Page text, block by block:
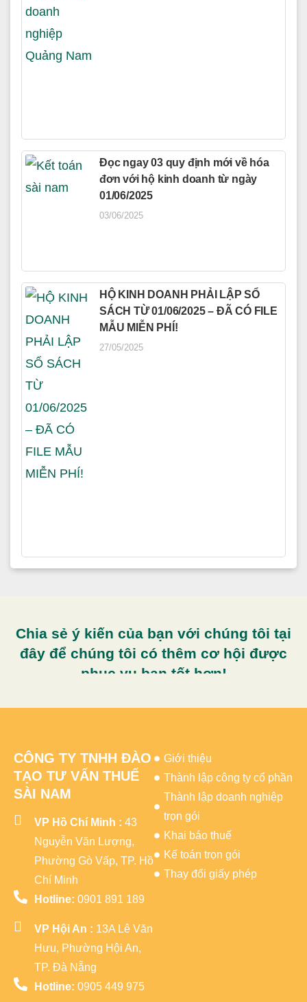
Đọc ngay 03 quy định mới về hóa
đơn với hộ kinh doanh từ ngày
01/06/2025
03/06/2025
HỘ KINH DOANH PHẢI LẬP SỔ
SÁCH TỪ 01/06/2025 – ĐÃ CÓ FILE
MẪU MIỄN PHÍ!
27/05/2025
Chia sẻ ý kiến của bạn với chúng tôi tại
đây để chúng tôi có thêm cơ hội được
phục vụ bạn tốt hơn!
CÔNG TY TNHH ĐÀO
TẠO TƯ VẤN THUẾ
SÀI NAM
VP Hồ Chí Minh : 43
Nguyễn Văn Lượng,
Phường Gò Vấp, TP. Hồ
Chí Minh
Hotline: 0901 891 189
VP Hội An : 13A Lê Văn
Hưu, Phường Hội An,
TP. Đà Nẵng
Hotline: 0905 449 975
Giới thiệu
Thành lập công ty cổ phần
Thành lập doanh nghiệp
trọn gói
Khai báo thuế
Kế toán trọn gói
Thay đổi giấy phép